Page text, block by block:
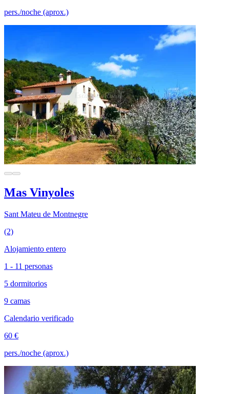
pers./noche (aprox.)
Mas Vinyoles
Sant Mateu de Montnegre
(2)
Alojamiento entero
1 - 11 personas
5 dormitorios
9 camas
Calendario verificado
60 €
pers./noche (aprox.)